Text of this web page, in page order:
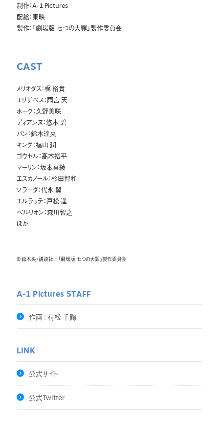
制作：A-1 Pictures
配給：東映
製作：「劇場版 七つの大罪」製作委員会
CAST
メリオダス：梶 裕貴
エリザベス：雨宮 天
ホーク：久野美咲
ディアンヌ：悠木 碧
バン：鈴木達央
キング：福山 潤
ゴウセル：髙木裕平
マーリン：坂本真綾
エスカノール：杉田智和
ソラーダ：代永 翼
エルラッテ：戸松 遥
ベルリオン：森川智之
ほか
© 鈴木央・講談社／「劇場版 七つの大罪」製作委員会
A-1 Pictures STAFF
作画 : 村松 千鶴
LINK
公式サイト
公式Twitter